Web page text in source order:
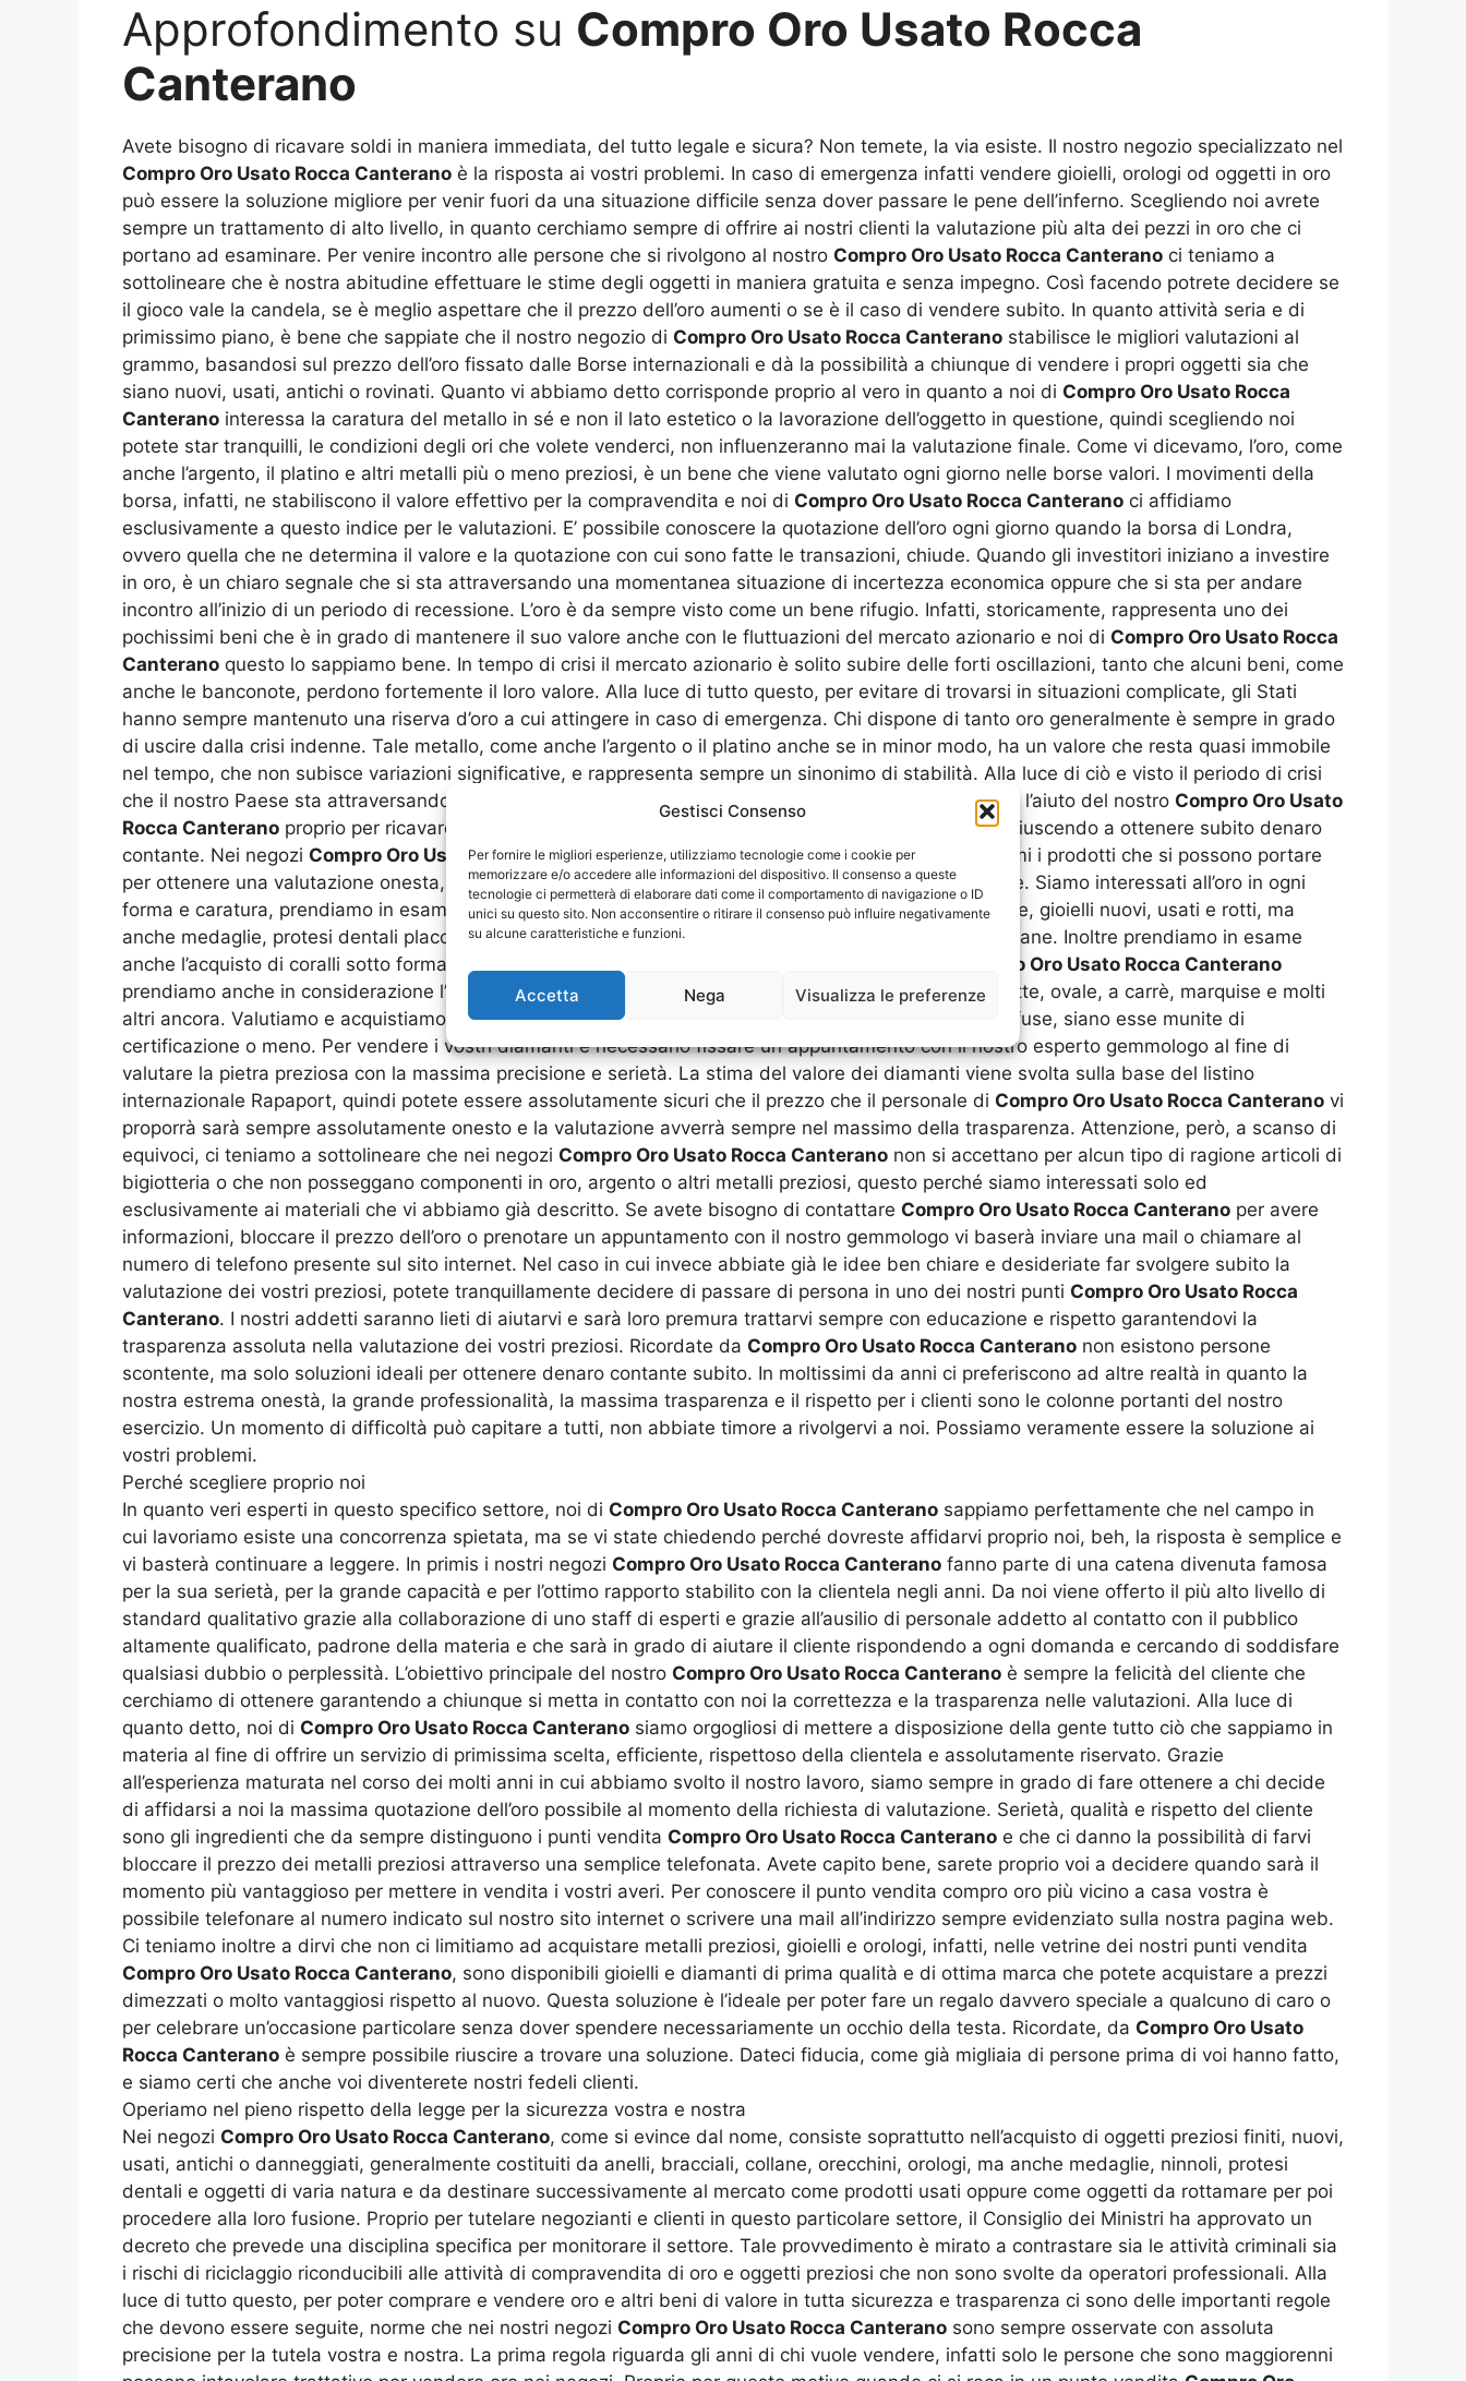
Gestisci Consenso
Per fornire le migliori esperienze, utilizziamo tecnologie come i cookie per
memorizzare e/o accedere alle informazioni del dispositivo. Il consenso a queste
tecnologie ci permetterà di elaborare dati come il comportamento di navigazione o ID
unici su questo sito. Non acconsentire o ritirare il consenso può influire negativamente
su alcune caratteristiche e funzioni.
Accetta Nega Visualizza le preferenze
Approfondimento su Compro Oro Usato Rocca
Canterano
Avete bisogno di ricavare soldi in maniera immediata, del tutto legale e sicura? Non temete, la via esiste. Il nostro negozio specializzato nel
Compro Oro Usato Rocca Canterano è la risposta ai vostri problemi. In caso di emergenza infatti vendere gioielli, orologi od oggetti in oro
può essere la soluzione migliore per venir fuori da una situazione difficile senza dover passare le pene dell’inferno. Scegliendo noi avrete
sempre un trattamento di alto livello, in quanto cerchiamo sempre di offrire ai nostri clienti la valutazione più alta dei pezzi in oro che ci
portano ad esaminare. Per venire incontro alle persone che si rivolgono al nostro Compro Oro Usato Rocca Canterano ci teniamo a
sottolineare che è nostra abitudine effettuare le stime degli oggetti in maniera gratuita e senza impegno. Così facendo potrete decidere se
il gioco vale la candela, se è meglio aspettare che il prezzo dell’oro aumenti o se è il caso di vendere subito. In quanto attività seria e di
primissimo piano, è bene che sappiate che il nostro negozio di Compro Oro Usato Rocca Canterano stabilisce le migliori valutazioni al
grammo, basandosi sul prezzo dell’oro fissato dalle Borse internazionali e dà la possibilità a chiunque di vendere i propri oggetti sia che
siano nuovi, usati, antichi o rovinati. Quanto vi abbiamo detto corrisponde proprio al vero in quanto a noi di Compro Oro Usato Rocca
Canterano interessa la caratura del metallo in sé e non il lato estetico o la lavorazione dell’oggetto in questione, quindi scegliendo noi
potete star tranquilli, le condizioni degli ori che volete venderci, non influenzeranno mai la valutazione finale. Come vi dicevamo, l’oro, come
anche l’argento, il platino e altri metalli più o meno preziosi, è un bene che viene valutato ogni giorno nelle borse valori. I movimenti della
borsa, infatti, ne stabiliscono il valore effettivo per la compravendita e noi di Compro Oro Usato Rocca Canterano ci affidiamo
esclusivamente a questo indice per le valutazioni. E’ possibile conoscere la quotazione dell’oro ogni giorno quando la borsa di Londra,
ovvero quella che ne determina il valore e la quotazione con cui sono fatte le transazioni, chiude. Quando gli investitori iniziano a investire
in oro, è un chiaro segnale che si sta attraversando una momentanea situazione di incertezza economica oppure che si sta per andare
incontro all’inizio di un periodo di recessione. L’oro è da sempre visto come un bene rifugio. Infatti, storicamente, rappresenta uno dei
pochissimi beni che è in grado di mantenere il suo valore anche con le fluttuazioni del mercato azionario e noi di Compro Oro Usato Rocca
Canterano questo lo sappiamo bene. In tempo di crisi il mercato azionario è solito subire delle forti oscillazioni, tanto che alcuni beni, come
anche le banconote, perdono fortemente il loro valore. Alla luce di tutto questo, per evitare di trovarsi in situazioni complicate, gli Stati
hanno sempre mantenuto una riserva d’oro a cui attingere in caso di emergenza. Chi dispone di tanto oro generalmente è sempre in grado
di uscire dalla crisi indenne. Tale metallo, come anche l’argento o il platino anche se in minor modo, ha un valore che resta quasi immobile
nel tempo, che non subisce variazioni significative, e rappresenta sempre un sinonimo di stabilità. Alla luce di ciò e visto il periodo di crisi
che il nostro Paese sta attraversando, moltissime persone e famiglie quando sono in difficoltà cercano l’aiuto del nostro Compro Oro Usato
Rocca Canterano proprio per ricavare soldi sicuri e immediati vendendo gli oggetti di loro proprietà e riuscendo a ottenere subito denaro
contante. Nei negozi Compro Oro Usato Rocca Canterano, dovete sapere, che sono davvero tantissimi i prodotti che si possono portare
per ottenere una valutazione onesta, precisa e trasparente e che successivamente si possono vendere. Siamo interessati all’oro in ogni
forma e caratura, prendiamo in esame, come vi abbiamo già accennato qualche riga più in alto, monete, gioielli nuovi, usati e rotti, ma
anche medaglie, protesi dentali placcate, orologi con componenti in oro, spille, bracciali, diademi e collane. Inoltre prendiamo in esame
anche l’acquisto di coralli sotto forma di bracciali, orecchini e ornamenti da portare al collo. Da
Compro Oro Usato Rocca Canterano
prendiamo anche in considerazione l’acquisto di diamanti in tagli differenti: a goccia, a cuore, a baguette, ovale, a carrè, marquise e molti
altri ancora. Valutiamo e acquistiamo anche diamanti montati su anelli e bracciali, ma anche gemme sfuse, siano esse munite di
certificazione o meno. Per vendere i vostri diamanti è necessario fissare un appuntamento con il nostro esperto gemmologo al fine di
valutare la pietra preziosa con la massima precisione e serietà. La stima del valore dei diamanti viene svolta sulla base del listino
internazionale Rapaport, quindi potete essere assolutamente sicuri che il prezzo che il personale di Compro Oro Usato Rocca Canterano vi
proporrà sarà sempre assolutamente onesto e la valutazione avverrà sempre nel massimo della trasparenza. Attenzione, però, a scanso di
equivoci, ci teniamo a sottolineare che nei negozi Compro Oro Usato Rocca Canterano non si accettano per alcun tipo di ragione articoli di
bigiotteria o che non posseggano componenti in oro, argento o altri metalli preziosi, questo perché siamo interessati solo ed
esclusivamente ai materiali che vi abbiamo già descritto. Se avete bisogno di contattare Compro Oro Usato Rocca Canterano per avere
informazioni, bloccare il prezzo dell’oro o prenotare un appuntamento con il nostro gemmologo vi baserà inviare una mail o chiamare al
numero di telefono presente sul sito internet. Nel caso in cui invece abbiate già le idee ben chiare e desideriate far svolgere subito la
valutazione dei vostri preziosi, potete tranquillamente decidere di passare di persona in uno dei nostri punti Compro Oro Usato Rocca
Canterano. I nostri addetti saranno lieti di aiutarvi e sarà loro premura trattarvi sempre con educazione e rispetto garantendovi la
trasparenza assoluta nella valutazione dei vostri preziosi. Ricordate da Compro Oro Usato Rocca Canterano non esistono persone
scontente, ma solo soluzioni ideali per ottenere denaro contante subito. In moltissimi da anni ci preferiscono ad altre realtà in quanto la
nostra estrema onestà, la grande professionalità, la massima trasparenza e il rispetto per i clienti sono le colonne portanti del nostro
esercizio. Un momento di difficoltà può capitare a tutti, non abbiate timore a rivolgervi a noi. Possiamo veramente essere la soluzione ai
vostri problemi.
Perché scegliere proprio noi
In quanto veri esperti in questo specifico settore, noi di Compro Oro Usato Rocca Canterano sappiamo perfettamente che nel campo in
cui lavoriamo esiste una concorrenza spietata, ma se vi state chiedendo perché dovreste affidarvi proprio noi, beh, la risposta è semplice e
vi basterà continuare a leggere. In primis i nostri negozi Compro Oro Usato Rocca Canterano fanno parte di una catena divenuta famosa
per la sua serietà, per la grande capacità e per l’ottimo rapporto stabilito con la clientela negli anni. Da noi viene offerto il più alto livello di
standard qualitativo grazie alla collaborazione di uno staff di esperti e grazie all’ausilio di personale addetto al contatto con il pubblico
altamente qualificato, padrone della materia e che sarà in grado di aiutare il cliente rispondendo a ogni domanda e cercando di soddisfare
qualsiasi dubbio o perplessità. L’obiettivo principale del nostro Compro Oro Usato Rocca Canterano è sempre la felicità del cliente che
cerchiamo di ottenere garantendo a chiunque si metta in contatto con noi la correttezza e la trasparenza nelle valutazioni. Alla luce di
quanto detto, noi di Compro Oro Usato Rocca Canterano siamo orgogliosi di mettere a disposizione della gente tutto ciò che sappiamo in
materia al fine di offrire un servizio di primissima scelta, efficiente, rispettoso della clientela e assolutamente riservato. Grazie
all’esperienza maturata nel corso dei molti anni in cui abbiamo svolto il nostro lavoro, siamo sempre in grado di fare ottenere a chi decide
di affidarsi a noi la massima quotazione dell’oro possibile al momento della richiesta di valutazione. Serietà, qualità e rispetto del cliente
sono gli ingredienti che da sempre distinguono i punti vendita Compro Oro Usato Rocca Canterano e che ci danno la possibilità di farvi
bloccare il prezzo dei metalli preziosi attraverso una semplice telefonata. Avete capito bene, sarete proprio voi a decidere quando sarà il
momento più vantaggioso per mettere in vendita i vostri averi. Per conoscere il punto vendita compro oro più vicino a casa vostra è
possibile telefonare al numero indicato sul nostro sito internet o scrivere una mail all’indirizzo sempre evidenziato sulla nostra pagina web.
Ci teniamo inoltre a dirvi che non ci limitiamo ad acquistare metalli preziosi, gioielli e orologi, infatti, nelle vetrine dei nostri punti vendita
Compro Oro Usato Rocca Canterano, sono disponibili gioielli e diamanti di prima qualità e di ottima marca che potete acquistare a prezzi
dimezzati o molto vantaggiosi rispetto al nuovo. Questa soluzione è l’ideale per poter fare un regalo davvero speciale a qualcuno di caro o
per celebrare un’occasione particolare senza dover spendere necessariamente un occhio della testa. Ricordate, da Compro Oro Usato
Rocca Canterano è sempre possibile riuscire a trovare una soluzione. Dateci fiducia, come già migliaia di persone prima di voi hanno fatto,
e siamo certi che anche voi diventerete nostri fedeli clienti.
Operiamo nel pieno rispetto della legge per la sicurezza vostra e nostra
Nei negozi Compro Oro Usato Rocca Canterano, come si evince dal nome, consiste soprattutto nell’acquisto di oggetti preziosi finiti, nuovi,
usati, antichi o danneggiati, generalmente costituiti da anelli, bracciali, collane, orecchini, orologi, ma anche medaglie, ninnoli, protesi
dentali e oggetti di varia natura e da destinare successivamente al mercato come prodotti usati oppure come oggetti da rottamare per poi
procedere alla loro fusione. Proprio per tutelare negozianti e clienti in questo particolare settore, il Consiglio dei Ministri ha approvato un
decreto che prevede una disciplina specifica per monitorare il settore. Tale provvedimento è mirato a contrastare sia le attività criminali sia
i rischi di riciclaggio riconducibili alle attività di compravendita di oro e oggetti preziosi che non sono svolte da operatori professionali. Alla
luce di tutto questo, per poter comprare e vendere oro e altri beni di valore in tutta sicurezza e trasparenza ci sono delle importanti regole
che devono essere seguite, norme che nei nostri negozi Compro Oro Usato Rocca Canterano sono sempre osservate con assoluta
precisione per la tutela vostra e nostra. La prima regola riguarda gli anni di chi vuole vendere, infatti solo le persone che sono maggiorenni